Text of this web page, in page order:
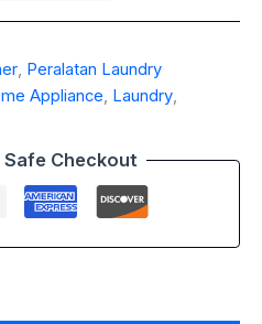
, Peralatan Laundry
Appliance, Laundry,
Checkout